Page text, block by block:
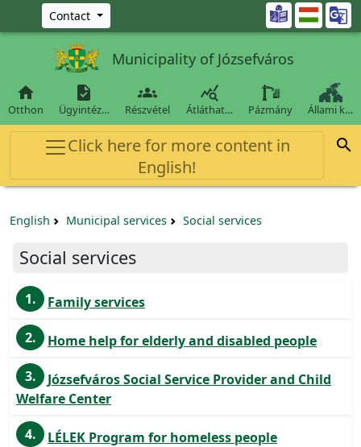
Ugrás a fő tartalomra
Contact 
Municipality of Józsefváros

Otthon

Ügyintéz…

Részvétel

Átláthat… Pázmány Állami k…
Click here for more content in
English!

English Municipal services Social services
Social services
1.
Family services
2.
Home help for elderly and disabled people
3.
Józsefváros Social Service Provider and Child
Welfare Center
4.
LÉLEK Program for homeless people